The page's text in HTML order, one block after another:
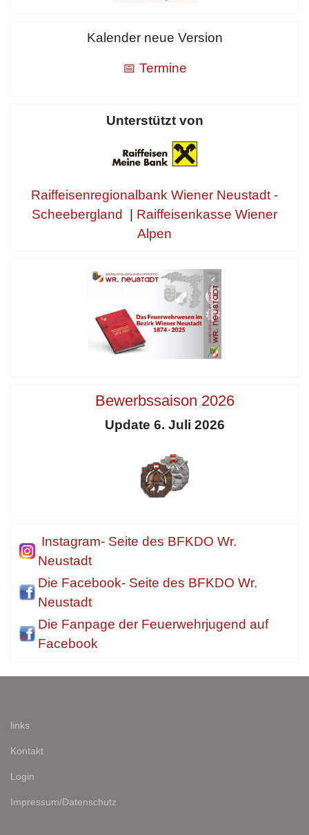
Kalender neue Version
📅 Termine
Unterstützt von
Raiffeisenregionalbank Wiener Neustadt -
Scheebergland
Raiffeisenkasse Wiener
Alpen
Bewerbssaison 2026
Update 6. Juli 2026
Instagram- Seite des BFKDO Wr.
Neustadt
Die Facebook- Seite des BFKDO Wr.
Neustadt
Die Fanpage der Feuerwehrjugend auf
Facebook
links
Kontakt
Login
Impressum/Datenschutz